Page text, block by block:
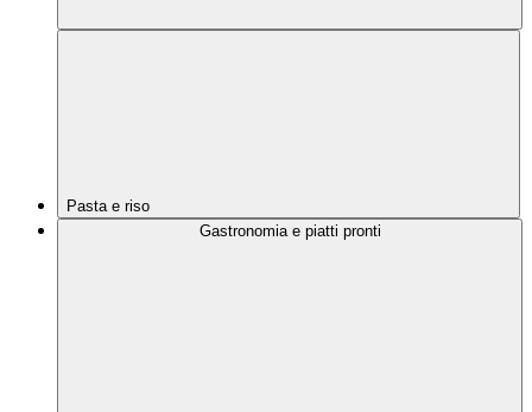
Pasta e riso
Gastronomia e piatti pronti